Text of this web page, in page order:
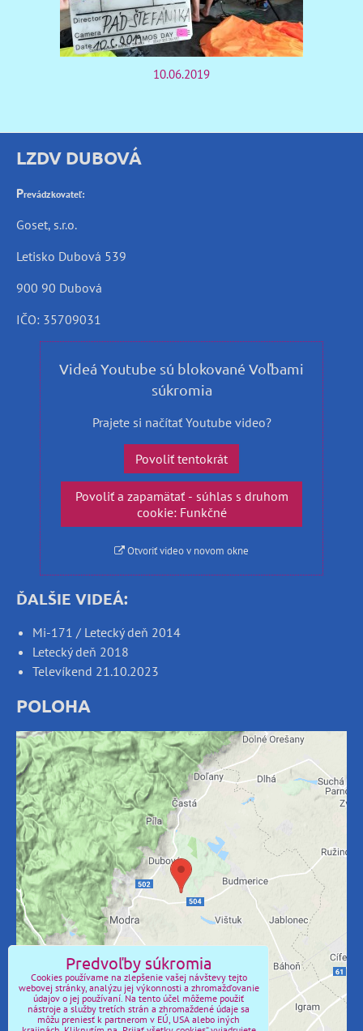
10.06.2019
LZDV DUBOVÁ
Prevádzkovateľ:
Goset, s.r.o.
Letisko Dubová 539
900 90 Dubová
IČO: 35709031
Videá Youtube sú blokované Voľbami
súkromia
Prajete si načítať Youtube video?
Povoliť tentokrát
Povoliť a zapamätať - súhlas s druhom
cookie: Funkčné
Otvoriť video v novom okne
ĎALŠIE VIDEÁ:
Mi-171 / Letecký deň 2014
Letecký deň 2018
Televíkend 21.10.2023
POLOHA
Externý obsah je blokovaný Voľbami
súkromia
Prajete si načítať externý obsah?
Povoliť tentokrát
Povoliť a zapamätať - súhlas s druhom cookie:
Funkčné
Otvoriť obsah v novom okne
Predvoľby súkromia
Cookies používame na zlepšenie vašej návštevy tejto
webovej stránky, analýzu jej výkonnosti a zhromažďovanie
údajov o jej používaní. Na tento účel môžeme použiť
nástroje a služby tretích strán a zhromaždené údaje sa
môžu preniesť k partnerom v EÚ, USA alebo iných